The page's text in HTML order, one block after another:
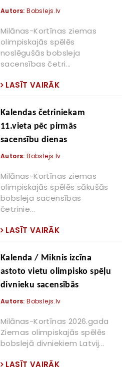
Autors: Bobslejs.lv
Milānas-Kortīnas ziemas
olimpiskajās spēlēs
noslēgušās bobsleja
sacensības četri...
LASĪT VAIRĀK
Kalendas četriniekam
11.vieta pēc pirmās
sacensību dienas
Autors: Bobslejs.lv
Milānas-Kortīnas ziemas
olimpiskajās spēlēs sākušās
bobsleja sacensības
četrinie...
LASĪT VAIRĀK
Kalenda / Miknis izcīna
astoto vietu olimpisko spēļu
divnieku sacensībās
Autors: Bobslejs.lv
Milānas-Kortīnas 2026.gada
Ziemas olimpiskajās spēlēs
bobslejā divniekiem Latvij...
LASĪT VAIRĀK